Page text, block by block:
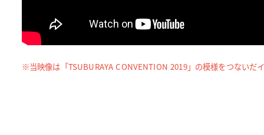
※当映像は「TSUBURAYA CONVENTION 2019」の模様をつないだイ